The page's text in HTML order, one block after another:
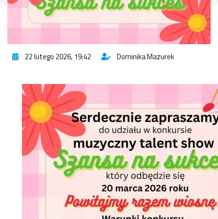
22 lutego 2026, 19:42 Dominika Mazurek